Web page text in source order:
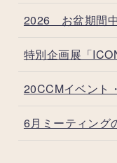
2026 お盆期間中
特別企画展「
20CCMイベント
6月ミーティング